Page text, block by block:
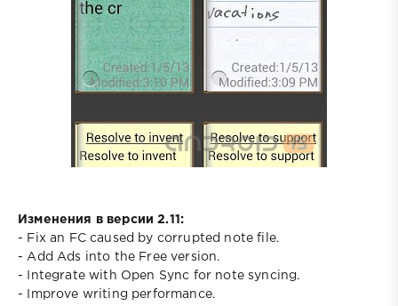
Изменения в версии 2.11:
- Fix an FC caused by corrupted note file.
- Add Ads into the Free version.
- Integrate with Open Sync for note syncing.
- Improve writing performance.